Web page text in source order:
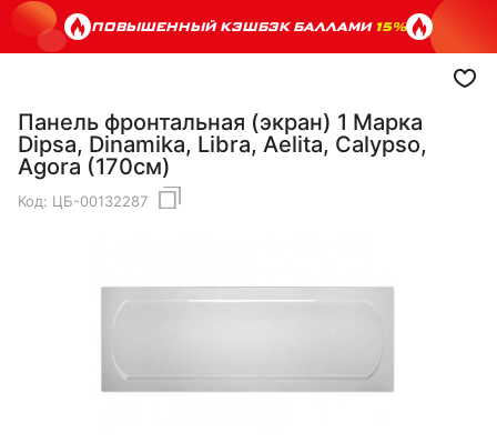
ПОВЫШЕННЫЙ КЭШБЭК БАЛЛАМИ15%
Панель фронтальная (экран) 1 Марка
Dipsa, Dinamika, Libra, Aelita, Calypso,
Agora (170см)
Код: ЦБ-00132287